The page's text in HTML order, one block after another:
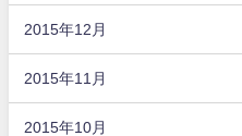
2015年12月
2015年11月
2015年10月